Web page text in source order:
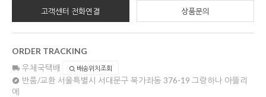
고객센터 전화연결 상품문의
ORDER TRACKING
우체국택배 배송위치조회
반품/교환 서울특별시 서대문구 북가좌동 376-19 그랑하나 아뜰리
에